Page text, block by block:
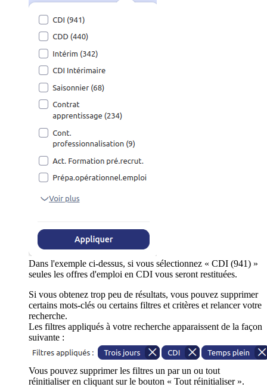
Dans l'exemple ci-dessus, si vous sélectionnez « CDI (941) »
seules les offres d'emploi en CDI vous seront restituées.
Si vous obtenez trop peu de résultats, vous pouvez supprimer
certains mots-clés ou certains filtres et critères et relancer votre
recherche.
Les filtres appliqués à votre recherche apparaissent de la façon
suivante :
Vous pouvez supprimer les filtres un par un ou tout
réinitialiser en cliquant sur le bouton « Tout réinitialiser ».